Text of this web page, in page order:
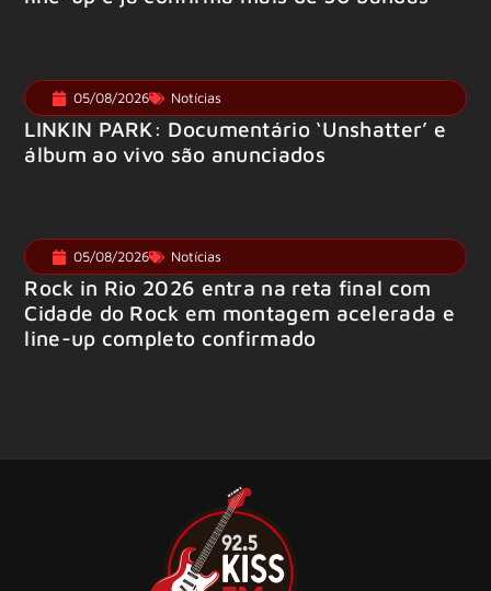
05/08/2026 Notícias
LINKIN PARK: Documentário ‘Unshatter’ e
álbum ao vivo são anunciados
05/08/2026 Notícias
Rock in Rio 2026 entra na reta final com
Cidade do Rock em montagem acelerada e
line-up completo confirmado